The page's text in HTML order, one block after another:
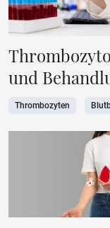
und
Thrombozyten